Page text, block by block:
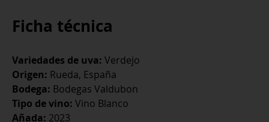
Ficha técnica
Variedades de uva: Verdejo
Origen: Rueda, España
Bodega: Bodegas Valdubon
Tipo de vino: Vino Blanco
Añada: 2023